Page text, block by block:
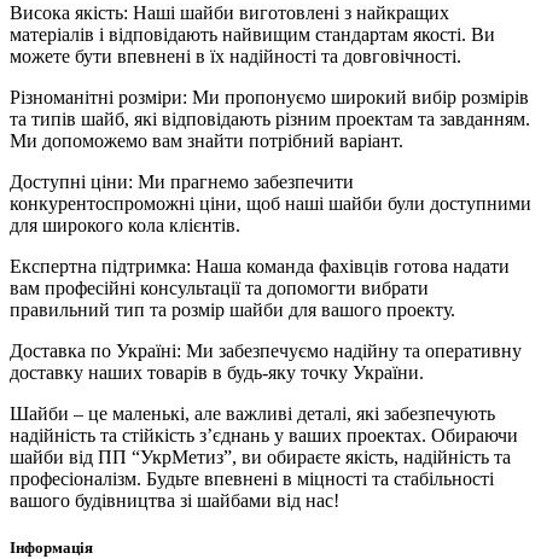
Висока якість: Наші шайби виготовлені з найкращих
матеріалів і відповідають найвищим стандартам якості. Ви
можете бути впевнені в їх надійності та довговічності.
Різноманітні розміри: Ми пропонуємо широкий вибір розмірів
та типів шайб, які відповідають різним проектам та завданням.
Ми допоможемо вам знайти потрібний варіант.
Доступні ціни: Ми прагнемо забезпечити
конкурентоспроможні ціни, щоб наші шайби були доступними
для широкого кола клієнтів.
Експертна підтримка: Наша команда фахівців готова надати
вам професійні консультації та допомогти вибрати
правильний тип та розмір шайби для вашого проекту.
Доставка по Україні: Ми забезпечуємо надійну та оперативну
доставку наших товарів в будь-яку точку України.
Шайби – це маленькі, але важливі деталі, які забезпечують
надійність та стійкість з’єднань у ваших проектах. Обираючи
шайби від ПП “УкрМетиз”, ви обираєте якість, надійність та
професіоналізм. Будьте впевнені в міцності та стабільності
вашого будівництва зі шайбами від нас!
Інформація